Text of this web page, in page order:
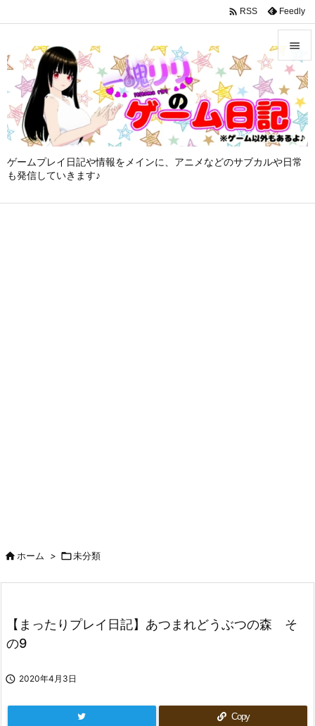
google-site-verification: googleffbc969efee6c755.html
ゲームプレイ日記や情報をメインに、アニメなどのサブカルや日常
も発信していきます♪


メニュ

サイド

前へ
 RSS Feedly
ホーム > 未分類
【まったりプレイ日記】あつまれどうぶつの森 そ
の9
 2020年4月3日
Copy